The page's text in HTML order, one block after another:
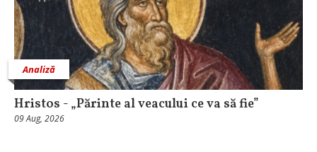
Analiză
Hristos - „Părinte al veacului ce va să fie”
09 Aug, 2026